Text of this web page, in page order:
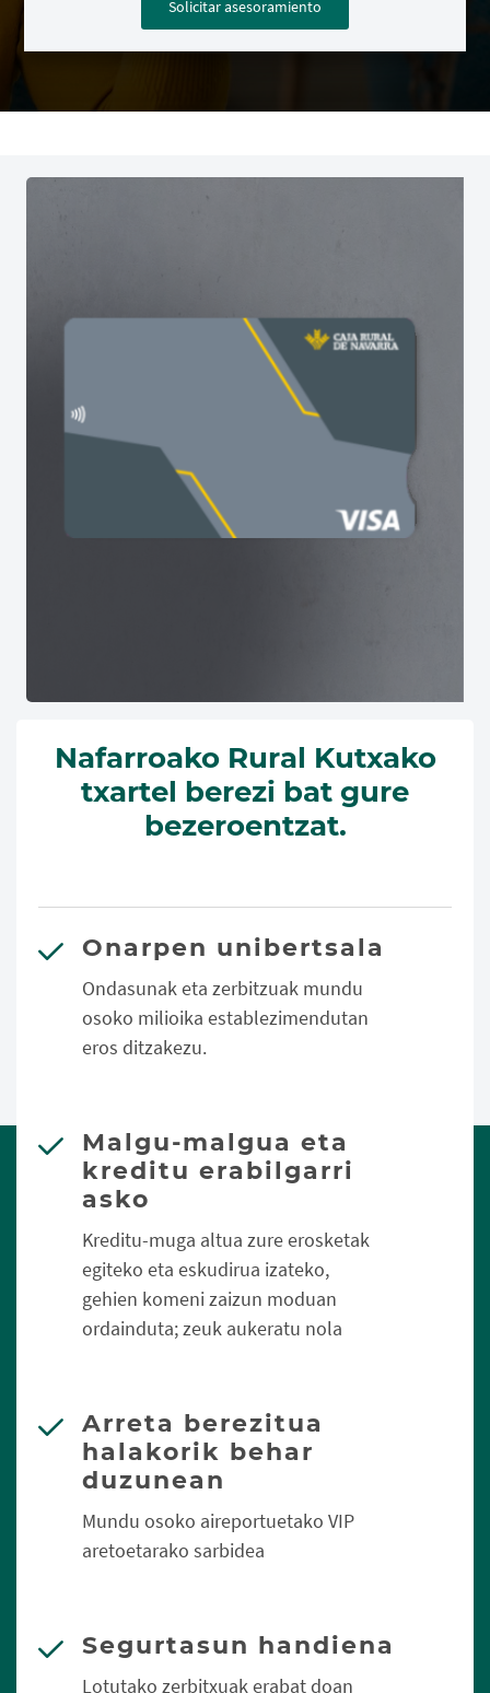
Solicitar asesoramiento
Nafarroako Rural Kutxako
txartel berezi bat gure
bezeroentzat.
Onarpen unibertsala
Ondasunak eta zerbitzuak mundu
osoko milioika establezimendutan
eros ditzakezu.
Malgu-malgua eta
kreditu erabilgarri
asko
Kreditu-muga altua zure erosketak
egiteko eta eskudirua izateko,
gehien komeni zaizun moduan
ordainduta; zeuk aukeratu nola
Arreta berezitua
halakorik behar
duzunean
Mundu osoko aireportuetako VIP
aretoetarako sarbidea
Segurtasun handiena
Lotutako zerbitxuak erabat doan